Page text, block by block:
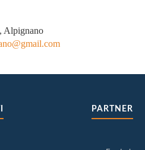
Alpignano
PARTNER